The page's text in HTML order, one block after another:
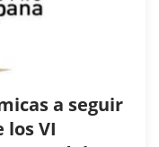
a seguir
los VI